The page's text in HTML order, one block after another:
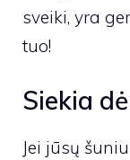
sveiki, yra
tuo!
Siekia
Jei jūsų